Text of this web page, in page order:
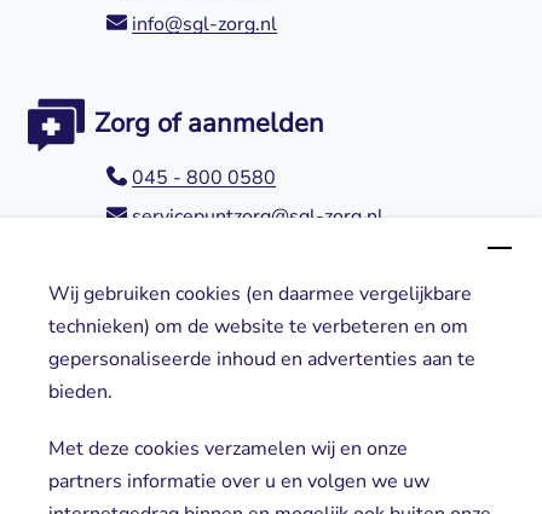
Wij gebruiken cookies (en daarmee vergelijkbare
technieken) om de website te verbeteren en om
gepersonaliseerde inhoud en advertenties aan te
bieden.
Met deze cookies verzamelen wij en onze
partners informatie over u en volgen we uw
info@sgl-zorg.nl
Zorg of aanmelden
045 - 800 0580
servicepuntzorg@sgl-zorg.nl
Direct naar
Locaties
Vrijwilligers